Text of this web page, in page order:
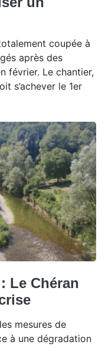
coupée à
après des
février. Le chantier,
s’achever le 1er
Le Chéran
mesures de
à une dégradation